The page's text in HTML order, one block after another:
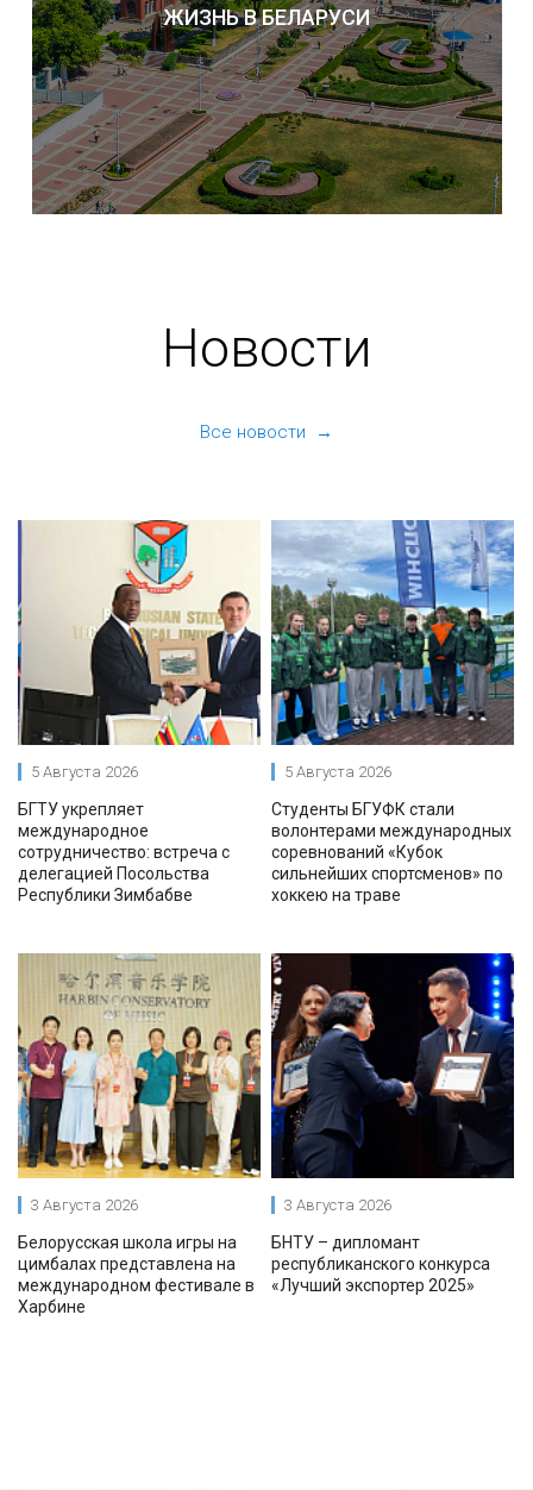
ЖИЗНЬ В БЕЛАРУСИ
Новости
Все новости →
5 Августа 2026
БГТУ укрепляет
международное
сотрудничество: встреча с
делегацией Посольства
Республики Зимбабве
5 Августа 2026
Студенты БГУФК стали
волонтерами международных
соревнований «Кубок
сильнейших спортсменов» по
хоккею на траве
3 Августа 2026
Белорусская школа игры на
цимбалах представлена на
международном фестивале в
Харбине
3 Августа 2026
БНТУ – дипломант
республиканского конкурса
«Лучший экспортер 2025»